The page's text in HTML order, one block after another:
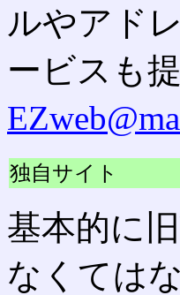
ルやアド
ービスも
独自サイト
基本的に
なくては